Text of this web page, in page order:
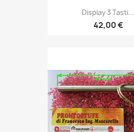
Display 3 Tasti...
42,00 €